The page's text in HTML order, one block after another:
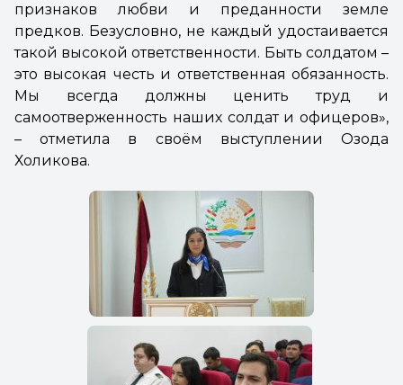
признаков любви и преданности земле
предков. Безусловно, не каждый удостаивается
такой высокой ответственности. Быть солдатом –
это высокая честь и ответственная обязанность.
Мы всегда должны ценить труд и
самоотверженность наших солдат и офицеров»,
– отметила в своём выступлении Озода
Холикова.